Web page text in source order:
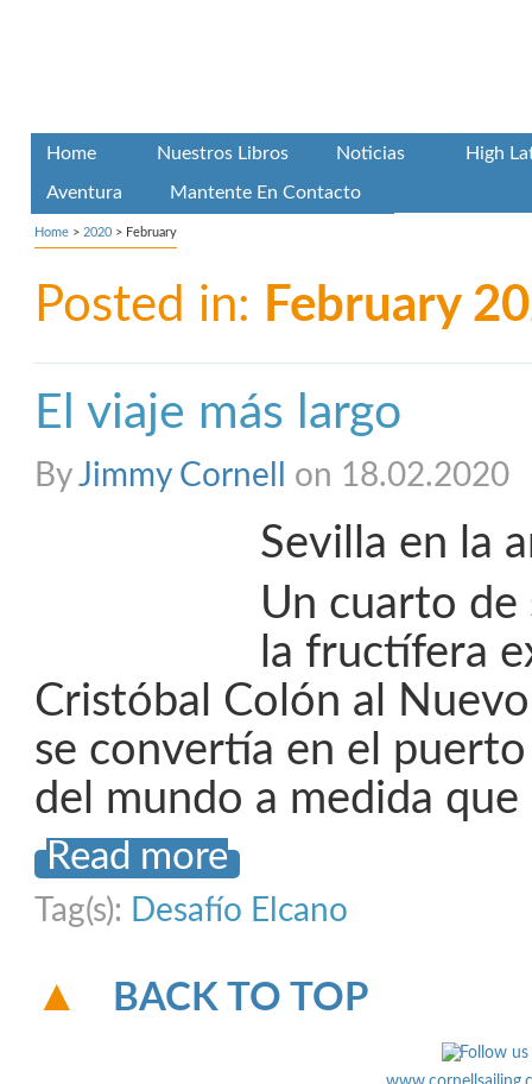
Home Nuestros Libros Noticias High
Aventura Mantente En Contacto
Home > 2020 > February
Posted in: February
El viaje más largo
ByJimmy Cornell on 18.02.2020
Sevilla en la
Un cuarto de
la fructífera
Cristóbal Colón al
se convertía en el
del mundo a medida
Read more
Tag(s): Desafío Elcano
BACK TO TOP